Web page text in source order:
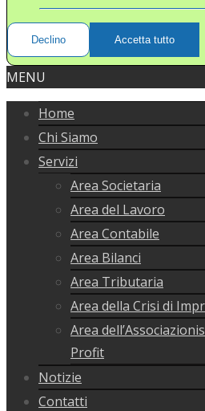
Declino Accetta tutto
MENU
Home
Chi Siamo
Servizi
Area Societaria
Area del Lavoro
Area Contabile
Area Bilanci
Area Tributaria
Area della Crisi di
Area
Profit
Notizie
Contatti